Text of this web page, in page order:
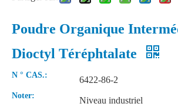
Poudre Organique
Dioctyl Téréphtalate
N ° CAS.: 6422-86-2
Noter: Niveau industriel